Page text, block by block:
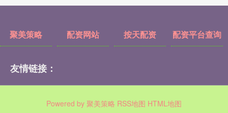
聚美策略 配资网站 按天配资 配资平台查询
友情链接：
Powered by 聚美策略 RSS地图 HTML地图